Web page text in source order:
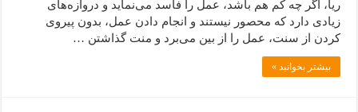
ریا، اگر چه کم هم باشد، عمل را فاسد می‌نماید و دروازه‌های
زیادی دارد که محصور نیستند و انجام دادن عمل، بدون پیروی
کردن از سنت، عمل را از بین می‌برد و منت گذاشتن …
بیشتر بخوانید »